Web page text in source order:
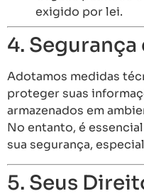
exigido por lei.
4.
Adotamos medidas
proteger suas
armazenados em
No entanto, é
sua segurança,
5. Seus